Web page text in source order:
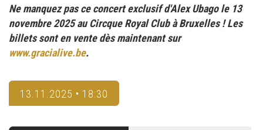
Ne manquez pas ce concert exclusif d'Alex Ubago le 13
novembre 2025 au Circque Royal Club à Bruxelles ! Les
billets sont en vente dès maintenant sur
www.gracialive.be.
13.11.2025 • 18:30